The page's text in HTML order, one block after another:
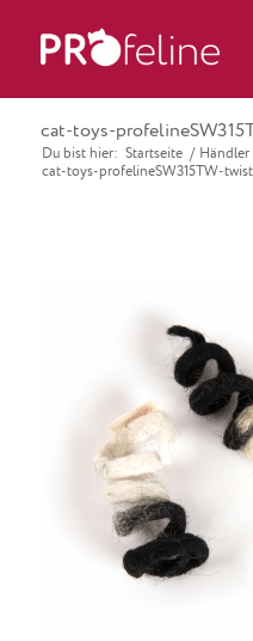
cat-toys-
Du bist hier: Startseite / Händler
cat-toys-profelineSW315TW-